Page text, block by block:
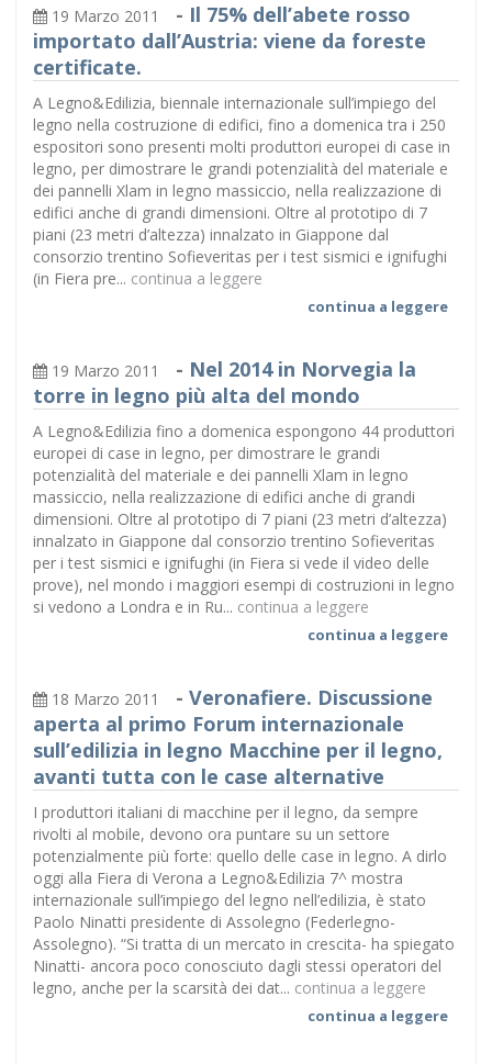
19 Marzo 2011 - Il 75% dell’abete rosso
importato dall’Austria: viene da foreste
certificate.
A Legno&Edilizia, biennale internazionale sull’impiego del
legno nella costruzione di edifici, fino a domenica tra i 250
espositori sono presenti molti produttori europei di case in
legno, per dimostrare le grandi potenzialità del materiale e
dei pannelli Xlam in legno massiccio, nella realizzazione di
edifici anche di grandi dimensioni. Oltre al prototipo di 7
piani (23 metri d’altezza) innalzato in Giappone dal
consorzio trentino Sofieveritas per i test sismici e ignifughi
(in Fiera pre... continua a leggere
continua a leggere
19 Marzo 2011 - Nel 2014 in Norvegia la
torre in legno più alta del mondo
A Legno&Edilizia fino a domenica espongono 44 produttori
europei di case in legno, per dimostrare le grandi
potenzialità del materiale e dei pannelli Xlam in legno
massiccio, nella realizzazione di edifici anche di grandi
dimensioni. Oltre al prototipo di 7 piani (23 metri d’altezza)
innalzato in Giappone dal consorzio trentino Sofieveritas
per i test sismici e ignifughi (in Fiera si vede il video delle
prove), nel mondo i maggiori esempi di costruzioni in legno
si vedono a Londra e in Ru... continua a leggere
continua a leggere
18 Marzo 2011 - Veronafiere. Discussione
aperta al primo Forum internazionale
sull’edilizia in legno Macchine per il legno,
avanti tutta con le case alternative
I produttori italiani di macchine per il legno, da sempre
rivolti al mobile, devono ora puntare su un settore
potenzialmente più forte: quello delle case in legno. A dirlo
oggi alla Fiera di Verona a Legno&Edilizia 7^ mostra
internazionale sull’impiego del legno nell’edilizia, è stato
Paolo Ninatti presidente di Assolegno (Federlegno-
Assolegno). “Si tratta di un mercato in crescita- ha spiegato
Ninatti- ancora poco conosciuto dagli stessi operatori del
legno, anche per la scarsità dei dat... continua a leggere
continua a leggere